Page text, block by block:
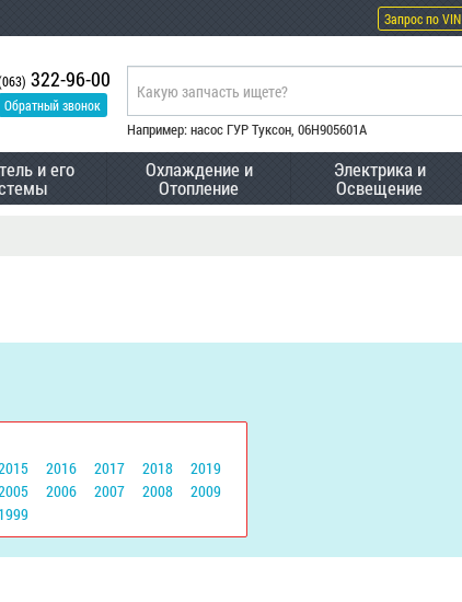
Запрос по VIN
322-96-00
Обратный звонок
Например: насос ГУР Туксон, 06H905601A
и его Охлаждение и
Отопление
Электрика и
Освещение
2016 2017 2018
2019
2006 2007 2008
2009
1999